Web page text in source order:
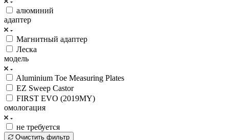
алюминий
адаптер
Магнитный адаптер
Леска
модель
Aluminium Toe Measuring Plates
EZ Sweep Castor
FIRST EVO (2019MY)
омологация
не требуется
Очистить фильтр